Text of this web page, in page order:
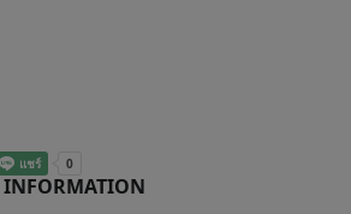
INFORMATION